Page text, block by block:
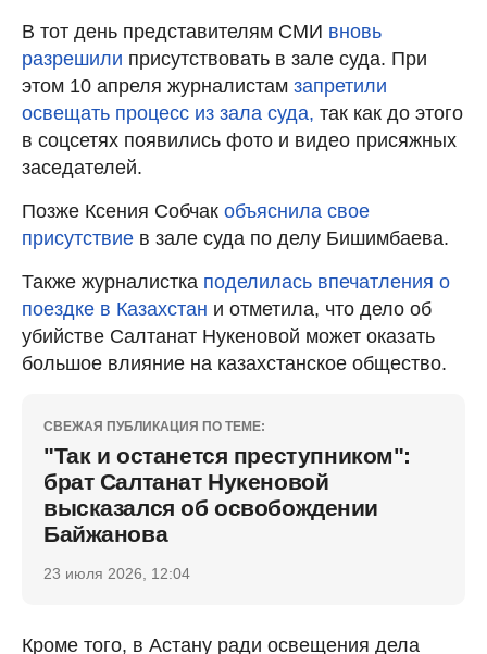
В тот день представителям СМИ вновь
разрешили присутствовать в зале суда. При
этом 10 апреля журналистам запретили
освещать процесс из зала суда, так как до этого
в соцсетях появились фото и видео присяжных
заседателей.
Позже Ксения Собчак объяснила свое
присутствие в зале суда по делу Бишимбаева.
Также журналистка поделилась впечатления о
поездке в Казахстан и отметила, что дело об
убийстве Салтанат Нукеновой может оказать
большое влияние на казахстанское общество.
СВЕЖАЯ ПУБЛИКАЦИЯ ПО ТЕМЕ:
"Так и останется преступником":
брат Салтанат Нукеновой
высказался об освобождении
Байжанова
23 июля 2026, 12:04
Кроме того, в Астану ради освещения дела